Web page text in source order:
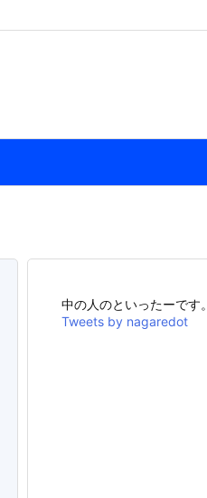
中の人のといったーです。
Tweets by nagaredot